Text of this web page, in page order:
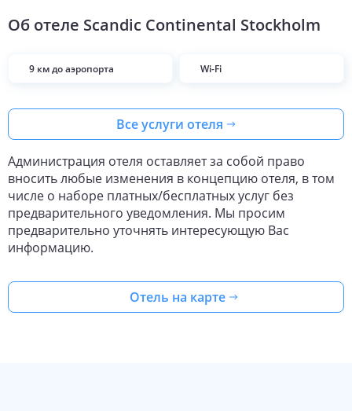
Об отеле Scandic Continental Stockholm
9 км до аэропорта Wi-Fi
Все услуги отеля
Администрация отеля оставляет за собой право
вносить любые изменения в концепцию отеля, в том
числе о наборе платных/бесплатных услуг без
предварительного уведомления. Мы просим
предварительно уточнять интересующую Вас
информацию.
Отель на карте